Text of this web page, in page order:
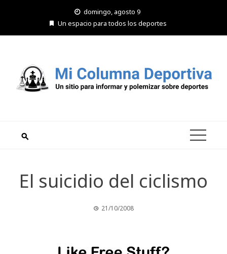
domingo, agosto 9
Un espacio para todos los deportes
El suicidio del ciclismo
21/10/2008